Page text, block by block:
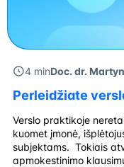
4 minDoc. dr.
Perleidžiate
Verslo praktikoje
kuomet įmonė,
subjektams. Tokiais
apmokestinimo